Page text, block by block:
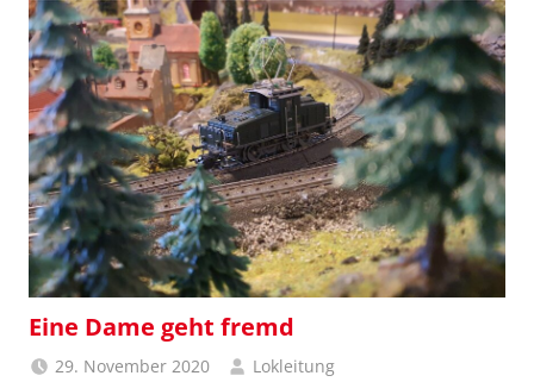
Eine Dame geht fremd
29. November 2020
Lokleitung